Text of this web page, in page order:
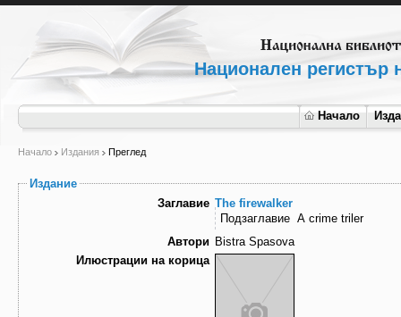
Национален регистър
Начало
Начало Издания Преглед
Издание
Заглавие The firewalker
Подзаглавие A crime triler
Автори Bistra Spasova
Илюстрации на корица